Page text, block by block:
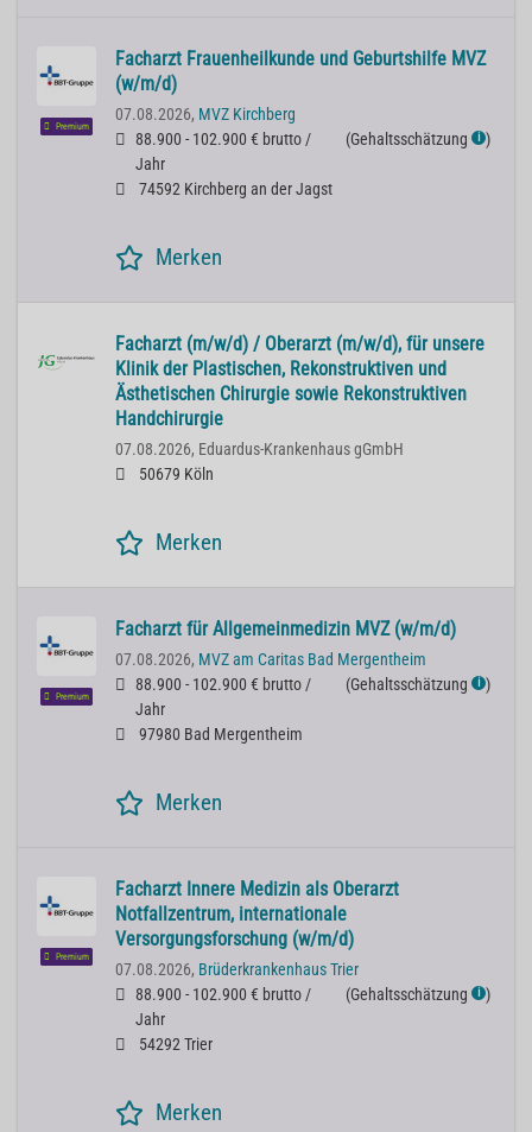
Premium
Facharzt Frauenheilkunde und Geburtshilfe MVZ
(w/m/d)
07.08.2026, MVZ Kirchberg
88.900 - 102.900 € brutto /
Jahr
(Gehaltsschätzung ℹ )
74592 Kirchberg an der Jagst
Merken
Facharzt (m/w/d) / Oberarzt (m/w/d), für unsere
Klinik der Plastischen, Rekonstruktiven und
Ästhetischen Chirurgie sowie Rekonstruktiven
Handchirurgie
07.08.2026, Eduardus-Krankenhaus gGmbH
50679 Köln
Merken
Premium
Facharzt für Allgemeinmedizin MVZ (w/m/d)
07.08.2026, MVZ am Caritas Bad Mergentheim
88.900 - 102.900 € brutto /
Jahr
(Gehaltsschätzung ℹ )
97980 Bad Mergentheim
Merken
Premium
Facharzt Innere Medizin als Oberarzt
Notfallzentrum, internationale
Versorgungsforschung (w/m/d)
07.08.2026, Brüderkrankenhaus Trier
88.900 - 102.900 € brutto /
Jahr
(Gehaltsschätzung ℹ )
54292 Trier
Merken